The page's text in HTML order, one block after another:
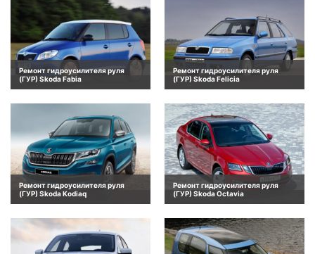
Ремонт гидроусилителя руля
(ГУР) Skoda Fabia
Ремонт гидроусилителя руля
(ГУР) Skoda Felicia
Ремонт гидроусилителя руля
(ГУР) Skoda Kodiaq
Ремонт гидроусилителя руля
(ГУР) Skoda Octavia